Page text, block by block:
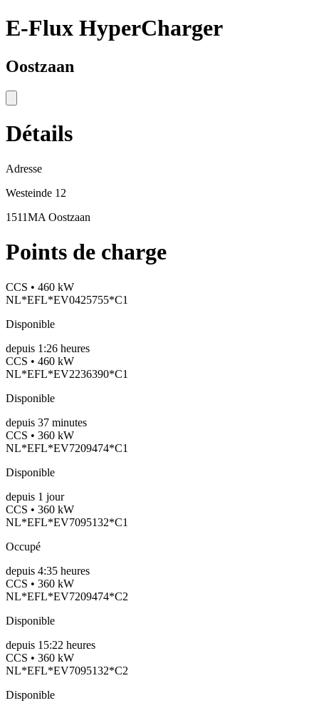
E-Flux HyperCharger
Oostzaan
Détails
Adresse
Westeinde 12
1511MA Oostzaan
Points de charge
CCS • 460 kW
NL*EFL*EV0425755*C1
Disponible
depuis 1:26 heures
CCS • 460 kW
NL*EFL*EV2236390*C1
Disponible
depuis 37 minutes
CCS • 360 kW
NL*EFL*EV7209474*C1
Disponible
depuis 1 jour
CCS • 360 kW
NL*EFL*EV7095132*C1
Occupé
depuis 4:35 heures
CCS • 360 kW
NL*EFL*EV7209474*C2
Disponible
depuis 15:22 heures
CCS • 360 kW
NL*EFL*EV7095132*C2
Disponible